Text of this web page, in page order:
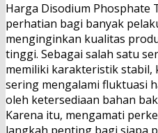
Harga Disodium Phosphate
perhatian bagi banyak
menginginkan kualitas
tinggi. Sebagai salah satu
memiliki karakteristik stabil,
sering mengalami fluktuasi
oleh ketersediaan bahan
Karena itu, mengamati